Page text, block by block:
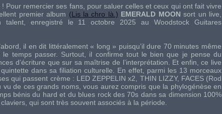
! Pour remercier ses fans, pour saluer celles et ceux qui ont fait vivre
premier album (Lis la chro là.) EMERALD MOON sort un live,
talent, enregistré le 11 octobre 2025 au Woodstock Guitares
il en dit littéralement « long » puisqu’il dure 70 minutes même
le temps passer. Surtout, il confirme tout le bien que je pense du
d’écriture que sur sa maîtrise de l’interprétation. Et enfin, ce live
dans sa filiation culturelle. En effet, parmi les 13 morceaux
qui passent crème : LED ZEPPELIN x2, THIN LIZZY, FACES(Rod
vu de ces grands noms, vous aurez compris que la phylogénèse en
bénis du hard et du blues rock des 70s dans sa dimension 100%
qui sont très souvent associés à la période.